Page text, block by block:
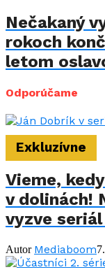
Nečakaný
rokoch
letom
Odporúčame
Exkluzívne
Vieme,
v dolinách!
vyzve
Autor Mediaboom